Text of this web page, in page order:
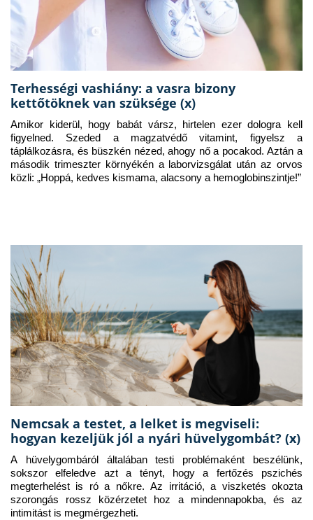
Terhességi vashiány: a vasra bizony
kettőtöknek van szüksége (x)
Amikor kiderül, hogy babát vársz, hirtelen ezer dologra kell
figyelned. Szeded a magzatvédő vitamint, figyelsz a
táplálkozásra, és büszkén nézed, ahogy nő a pocakod. Aztán a
második trimeszter környékén a laborvizsgálat után az orvos
közli: „Hoppá, kedves kismama, alacsony a hemoglobinszintje!”
Nemcsak a testet, a lelket is megviseli:
hogyan kezeljük jól a nyári hüvelygombát? (x)
A hüvelygombáról általában testi problémaként beszélünk,
sokszor elfeledve azt a tényt, hogy a fertőzés pszichés
megterhelést is ró a nőkre. Az irritáció, a viszketés okozta
szorongás rossz közérzetet hoz a mindennapokba, és az
intimitást is megmérgezheti.